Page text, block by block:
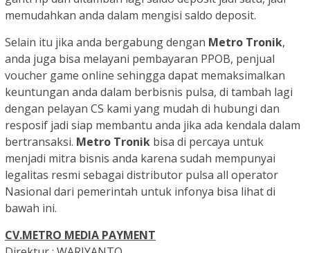
memudahkan anda dalam mengisi saldo deposit.
Selain itu jika anda bergabung dengan Metro Tronik,
anda juga bisa melayani pembayaran PPOB, penjual
voucher game online sehingga dapat memaksimalkan
keuntungan anda dalam berbisnis pulsa, di tambah lagi
dengan pelayan CS kami yang mudah di hubungi dan
resposif jadi siap membantu anda jika ada kendala dalam
bertransaksi. Metro Tronik bisa di percaya untuk
menjadi mitra bisnis anda karena sudah mempunyai
legalitas resmi sebagai distributor pulsa all operator
Nasional dari pemerintah untuk infonya bisa lihat di
bawah ini.
CV.METRO MEDIA PAYMENT